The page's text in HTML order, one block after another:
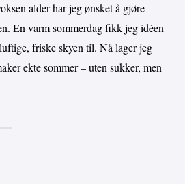
alder har jeg ønsket å gjøre
En varm sommerdag fikk jeg idéen
friske skyen til. Nå lager jeg
ekte sommer – uten sukker, men